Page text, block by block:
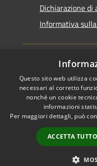
Dichiarazione di
Informativa
RSS
Accessibilità
Cookie
Mappa del sito
Area riservata del
Questo sito web utilizza
necessari al corretto
nonché un cookie
informazioni
Per maggiori dettagli, può
ACCETTA TUTTO